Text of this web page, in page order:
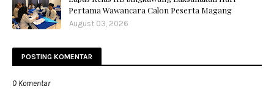
Pertama Wawancara Calon Peserta Magang
August 03, 2026
POSTING KOMENTAR
0 Komentar